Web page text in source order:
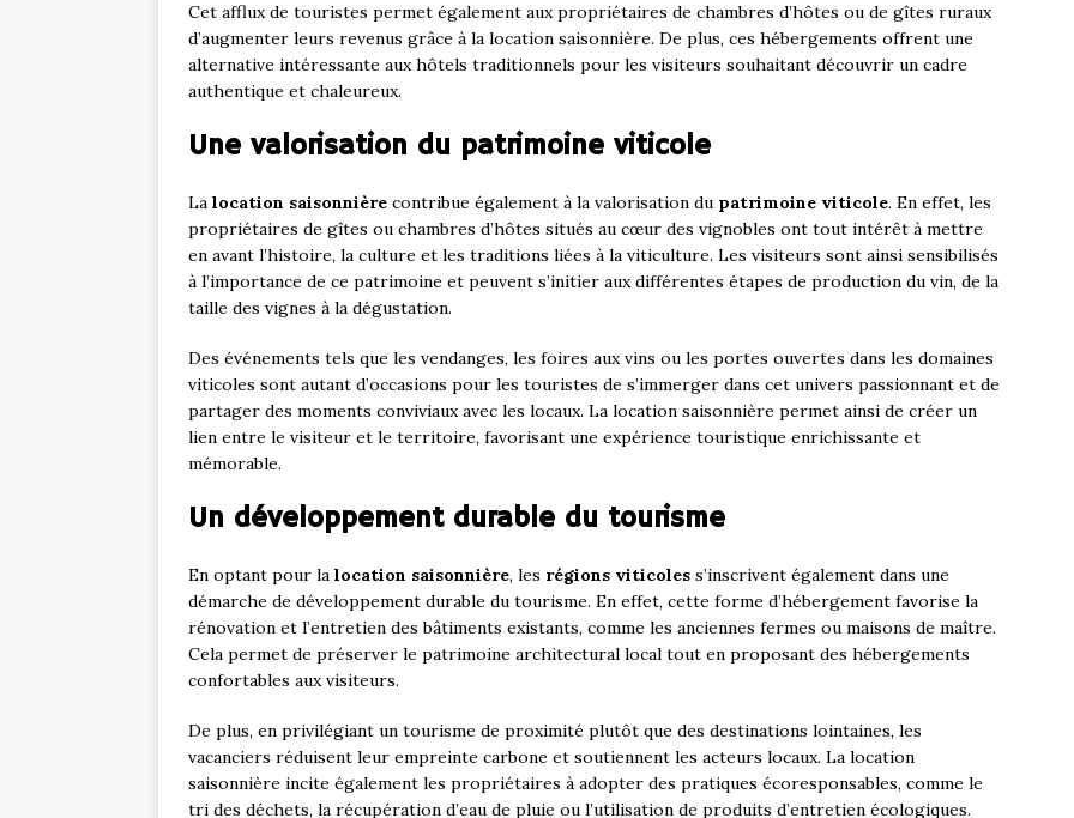
Cet afflux de touristes permet également aux propriétaires de chambres d’hôtes ou de gîtes ruraux
d’augmenter leurs revenus grâce à la location saisonnière. De plus, ces hébergements offrent une
alternative intéressante aux hôtels traditionnels pour les visiteurs souhaitant découvrir un cadre
authentique et chaleureux.
Une valorisation du patrimoine viticole
La location saisonnière contribue également à la valorisation du patrimoine viticole. En effet, les
propriétaires de gîtes ou chambres d’hôtes situés au cœur des vignobles ont tout intérêt à mettre
en avant l’histoire, la culture et les traditions liées à la viticulture. Les visiteurs sont ainsi sensibilisés
à l’importance de ce patrimoine et peuvent s’initier aux différentes étapes de production du vin, de la
taille des vignes à la dégustation.
Des événements tels que les vendanges, les foires aux vins ou les portes ouvertes dans les domaines
viticoles sont autant d’occasions pour les touristes de s’immerger dans cet univers passionnant et de
partager des moments conviviaux avec les locaux. La location saisonnière permet ainsi de créer un
lien entre le visiteur et le territoire, favorisant une expérience touristique enrichissante et
mémorable.
Un développement durable du tourisme
En optant pour la location saisonnière, les régions viticoles s’inscrivent également dans une
démarche de développement durable du tourisme. En effet, cette forme d’hébergement favorise la
rénovation et l’entretien des bâtiments existants, comme les anciennes fermes ou maisons de maître.
Cela permet de préserver le patrimoine architectural local tout en proposant des hébergements
confortables aux visiteurs.
De plus, en privilégiant un tourisme de proximité plutôt que des destinations lointaines, les
vacanciers réduisent leur empreinte carbone et soutiennent les acteurs locaux. La location
saisonnière incite également les propriétaires à adopter des pratiques écoresponsables, comme le
tri des déchets, la récupération d’eau de pluie ou l’utilisation de produits d’entretien écologiques.